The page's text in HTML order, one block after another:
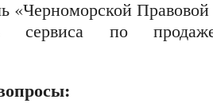
«Черноморской
сервиса по